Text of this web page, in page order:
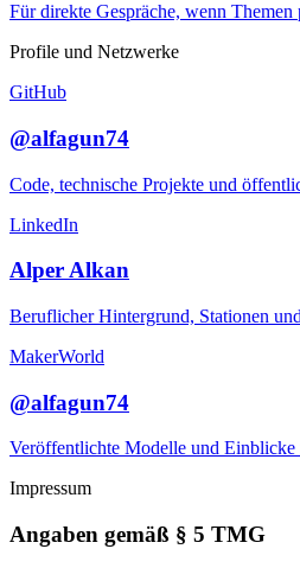
Für direkte Gespräche, wenn
Profile und Netzwerke
GitHub
@alfagun74
Code, technische Projekte und
LinkedIn
Alper Alkan
Beruflicher Hintergrund, Stationen
MakerWorld
@alfagun74
Veröffentlichte Modelle und
Impressum
Angaben gemäß § 5 TMG